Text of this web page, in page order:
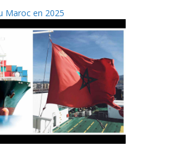
Maroc en 2025